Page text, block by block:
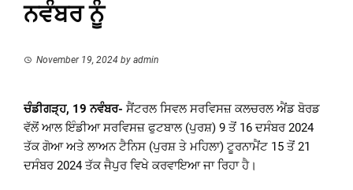
ਨਵੰਬਰ ਨੂੰ
November 19, 2024 by admin
ਚੰਡੀਗੜ੍ਹ, 19 ਨਵੰਬਰ- ਸੈਂਟਰਲ ਸਿਵਲ ਸਰਵਿਸਜ਼ ਕਲਚਰਲ ਐਂਡ ਬੋਰਡ
ਵੱਲੋਂ ਆਲ ਇੰਡੀਆ ਸਰਵਿਸਜ਼ ਫੁਟਬਾਲ (ਪੁਰਸ਼) 9 ਤੋਂ 16 ਦਸੰਬਰ 2024
ਤੱਕ ਗੋਆ ਅਤੇ ਲਾਅਨ ਟੈਨਿਸ (ਪੁਰਸ਼ ਤੇ ਮਹਿਲਾ) ਟੂਰਨਾਮੈਂਟ 15 ਤੋਂ 21
ਦਸੰਬਰ 2024 ਤੱਕ ਜੈਪੁਰ ਵਿਖੇ ਕਰਵਾਇਆ ਜਾ ਰਿਹਾ ਹੈ।